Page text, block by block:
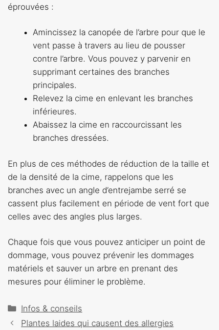
éprouvées :
Amincissez la canopée de l’arbre pour que le
vent passe à travers au lieu de pousser
contre l’arbre. Vous pouvez y parvenir en
supprimant certaines des branches
principales.
Relevez la cime en enlevant les branches
inférieures.
Abaissez la cime en raccourcissant les
branches dressées.
En plus de ces méthodes de réduction de la taille et
de la densité de la cime, rappelons que les
branches avec un angle d’entrejambe serré se
cassent plus facilement en période de vent fort que
celles avec des angles plus larges.
Chaque fois que vous pouvez anticiper un point de
dommage, vous pouvez prévenir les dommages
matériels et sauver un arbre en prenant des
mesures pour éliminer le problème.
Catégories
Infos & conseils
Navigation
Plantes laides qui causent des allergies